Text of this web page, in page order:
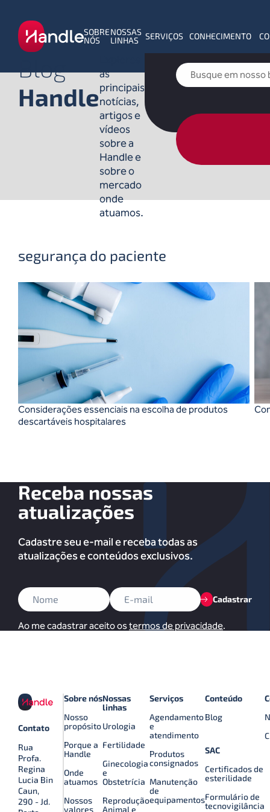
SOBRE
NÓS
NOSSAS
LINHAS
SERVIÇOS CONHECIMENTO
Blog
Handle
as
principais
notícias,
artigos e
vídeos
sobre a
Handle e
sobre o
mercado
onde
atuamos.
segurança do paciente
Considerações essenciais na escolha de produtos
descartáveis hospitalares
Receba nossas
atualizações
Cadastre seu e-mail e receba todas as
atualizações e conteúdos exclusivos.
Cadastrar
Ao me cadastrar aceito ostermos de privacidade.
Contato
Rua
Profa.
Regina
Lucia Bin
Caun,
290 - Jd.
Sobre nós
Nosso
propósito
Porque a
Handle
Onde
atuamos
Nossos
valores
Nossas
linhas
Urologia
Fertilidade
Ginecologia
e
Obstetrícia
Reprodução
Animal e
Serviços
Agendamento
e
atendimento
Produtos
consignados
Manutenção
de
equipamentos
Conteúdo
Blog
SAC
Certificados de
esterilidade
Formulário de
tecnovigilância